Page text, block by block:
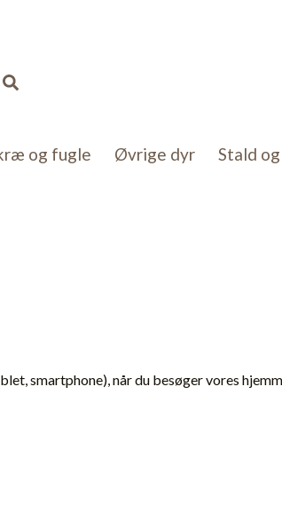
Søg
og fugle Øvrige dyr Stald
smartphone), når du besøger vores